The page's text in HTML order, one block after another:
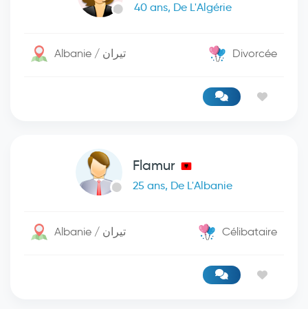
40 ans, De L'Algérie
Albanie / تيران Divorcée
Flamur
25 ans, De L'Albanie
Albanie / تيران Célibataire